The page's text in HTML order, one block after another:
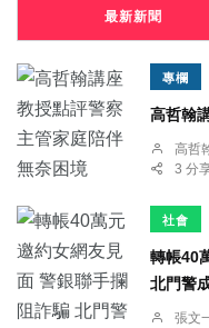
最新新聞
專欄
高哲翰
高哲
3 分
社會
轉帳40
北門警
張文